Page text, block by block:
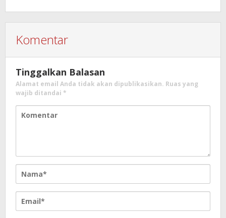
Komentar
Tinggalkan Balasan
Alamat email Anda tidak akan dipublikasikan. Ruas yang
wajib ditandai *